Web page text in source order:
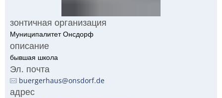
зонтичная организация
Муниципалитет Онсдорф
описание
бывшая школа
Эл. почта
buergerhaus@onsdorf.de
адрес